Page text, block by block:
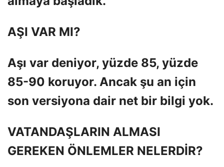
AŞI VAR MI?
Aşı var deniyor, yüzde 85, yüzde
85-90 koruyor. Ancak şu an için
son versiyona dair net bir bilgi yok.
VATANDAŞLARIN ALMASI
GEREKEN ÖNLEMLER NELERDİR?